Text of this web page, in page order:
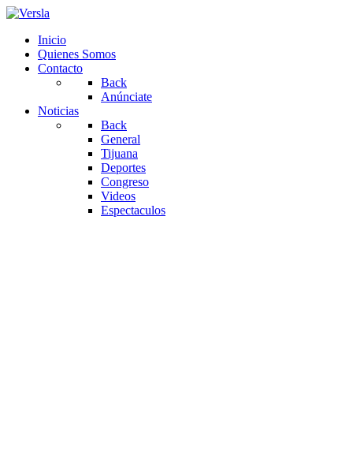
Inicio
Quienes Somos
Contacto
Back
Anúnciate
Noticias
Back
General
Tijuana
Deportes
Congreso
Videos
Espectaculos